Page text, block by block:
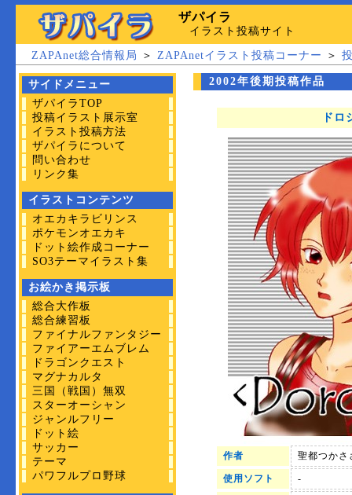
ザパイラ
イラスト投稿サイト
ZAPAnet総合情報局 ＞ ZAPAnetイラスト投稿コーナー ＞
サイドメニュー
ザパイラTOP
投稿イラスト展示室
イラスト投稿方法
ザパイラについて
問い合わせ
リンク集
イラストコンテンツ
オエカキラビリンス
ポケモンオエカキ
ドット絵作成コーナー
SO3テーマイラスト集
お絵かき掲示板
総合大作板
総合練習板
ファイナルファンタジー
ファイアーエムブレム
ドラゴンクエスト
マグナカルタ
三国（戦国）無双
スターオーシャン
ジャンルフリー
ドット絵
サッカー
テーマ
パワフルプロ野球
2002年後期投稿作品
ドロ
作者 聖都つかさ
使用ソフト -